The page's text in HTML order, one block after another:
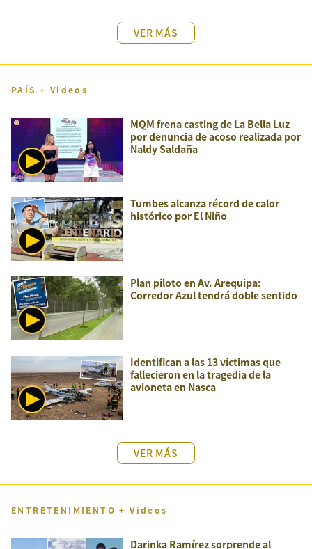
VER MÁS
PAÍS + Videos
MQM frena casting de La Bella Luz
por denuncia de acoso realizada por
Naldy Saldaña
Tumbes alcanza récord de calor
histórico por El Niño
Plan piloto en Av. Arequipa:
Corredor Azul tendrá doble sentido
Identifican a las 13 víctimas que
fallecieron en la tragedia de la
avioneta en Nasca
VER MÁS
ENTRETENIMIENTO + Videos
Darinka Ramírez sorprende al